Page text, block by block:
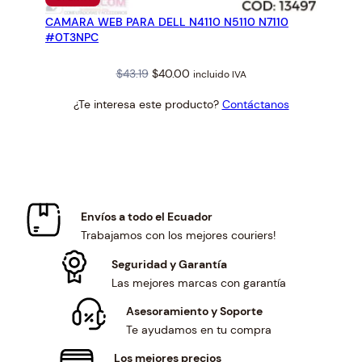
EN
OFERTA
CAMARA WEB PARA DELL N4110 N5110 N7110
#0T3NPC
$43.19 Original
was:
$40.00Current
is:
incluido IVA
¿Te interesa este producto? Contáctanos
Envíos a todo el Ecuador
Trabajamos con los mejores couriers!
Seguridad y Garantía
Las mejores marcas con garantía
Asesoramiento y Soporte
Te ayudamos en tu compra
Los mejores precios